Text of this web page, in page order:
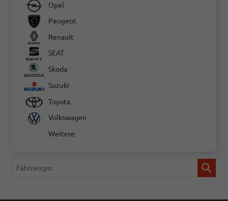
Opel
Peugeot
Renault
SEAT
Skoda
Suzuki
Toyota
Volkswagen
Weitere
Fahrzeugnr.